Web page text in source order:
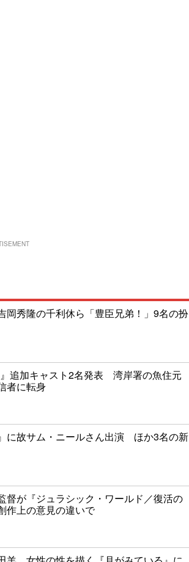
岡秀隆の千利休ら「豊臣兄弟！」9名の扮
』追加キャスト2名発表 湾岸署の魚住元
者に転身
に故サム・ニールさん出演 ほか3名の新
督が『ジュラシック・ワールド／復活の
作上の意見の違いで